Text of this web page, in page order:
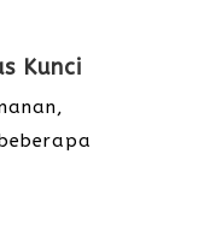
Kunci